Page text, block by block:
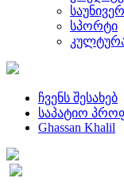
სპორტი
ჩვენს შესახებ
საპატიო
Ghassan Khalil